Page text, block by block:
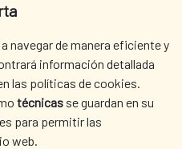
navegar de manera eficiente y
información detallada
las políticas de cookies.
técnicas se guardan en su
para permitir las
web.
WHERE DO WE COOPERATE?
PRESS ROOM